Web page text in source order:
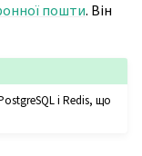
пошти. Він
і Redis, що